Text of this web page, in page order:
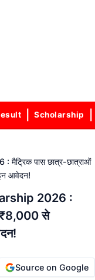
Scholarship
पास छात्र-छात्राओं
आवेदन!
2026 :
₹8,000 से
Source on Google